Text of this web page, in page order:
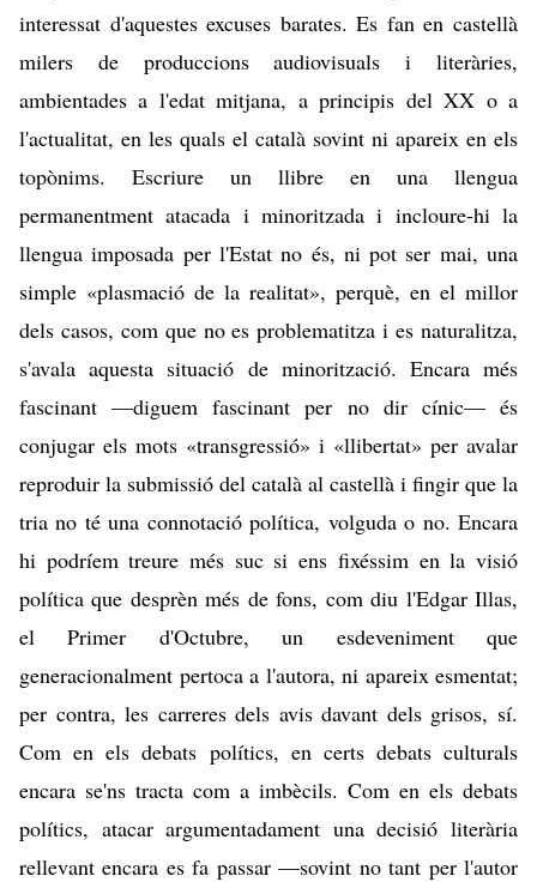
interessat d'aquestes excuses barates. Es fan en castellà
milers de produccions audiovisuals i literàries,
ambientades a l'edat mitjana, a principis del XX o a
l'actualitat, en les quals el català sovint ni apareix en els
topònims. Escriure un llibre en una llengua
permanentment atacada i minoritzada i incloure-hi la
llengua imposada per l'Estat no és, ni pot ser mai, una
simple «plasmació de la realitat», perquè, en el millor
dels casos, com que no es problematitza i es naturalitza,
s'avala aquesta situació de minorització. Encara més
fascinant —diguem fascinant per no dir cínic— és
conjugar els mots «transgressió» i «llibertat» per avalar
reproduir la submissió del català al castellà i fingir que la
tria no té una connotació política, volguda o no. Encara
hi podríem treure més suc si ens fixéssim en la visió
política que desprèn més de fons, com diu l'Edgar Illas,
el Primer d'Octubre, un esdeveniment que
generacionalment pertoca a l'autora, ni apareix esmentat;
per contra, les carreres dels avis davant dels grisos, sí.
Com en els debats polítics, en certs debats culturals
encara se'ns tracta com a imbècils. Com en els debats
polítics, atacar argumentadament una decisió literària
rellevant encara es fa passar —sovint no tant per l'autor